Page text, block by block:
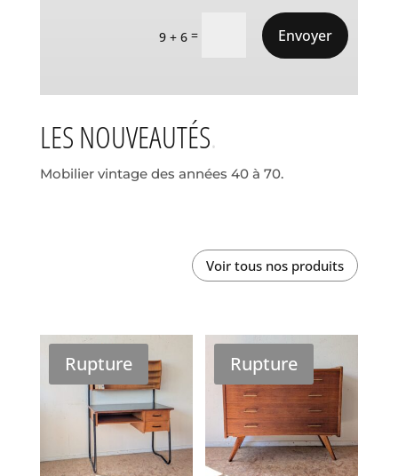
9 + 6 = Envoyer
LES NOUVEAUTÉS
Mobilier vintage des années 40 à 70.
Voir tous nos produits
Rupture Rupture